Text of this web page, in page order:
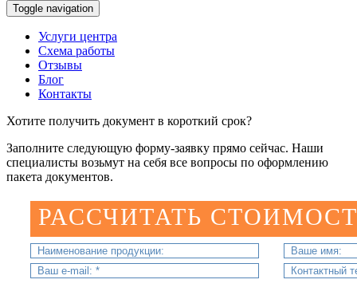
Toggle navigation
Услуги центра
Схема работы
Отзывы
Блог
Контакты
Хотите получить документ в короткий срок?
Заполните следующую форму-заявку прямо сейчас. Наши
специалисты возьмут на себя все вопросы по оформлению
пакета документов.
РАССЧИТАТЬ